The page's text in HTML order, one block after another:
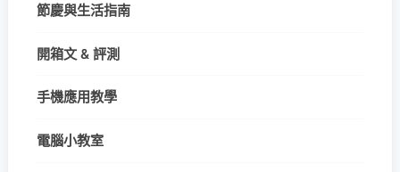
節慶與生活指南
開箱文 & 評測
手機應用教學
電腦小教室